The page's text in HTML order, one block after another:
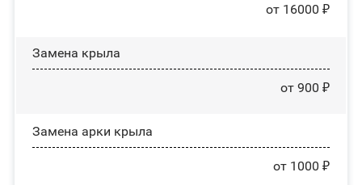
от 16000 ₽
Замена крыла
от 900 ₽
Замена арки крыла
от 1000 ₽